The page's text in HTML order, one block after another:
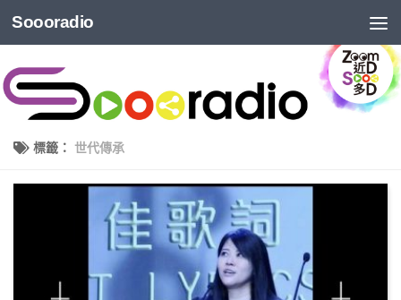
Soooradio
標籤： 世代傳承